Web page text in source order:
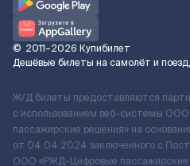
© 2011–2026 Купибилет
Дешёвые билеты на самолёт и
Ж/Д билеты предоставляются
с использованием веб-системы
пассажирские решения» на
от 04.04.2024 заключенного с
ООО «РЖД-Цифровые